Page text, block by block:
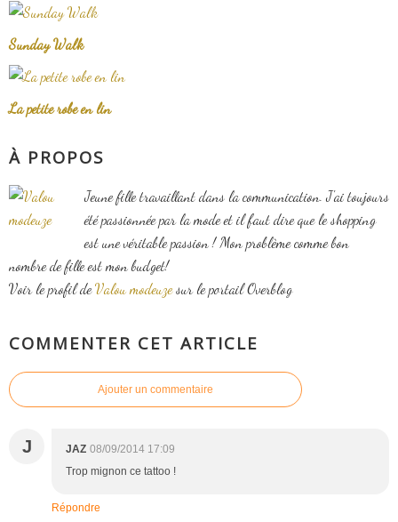
Sunday Walk
La petite robe en lin
À PROPOS
Jeune fille travaillant dans la communication. J'ai toujours
été passionnée par la mode et il faut dire que le shopping
est une véritable passion ! Mon problème comme bon
nombre de fille est mon budget!
Voir le profil deValou modeuzesur le portail Overblog
COMMENTER CET ARTICLE
Ajouter un commentaire
J JAZ 08/09/2014 17:09
Trop mignon ce tattoo !
Répondre